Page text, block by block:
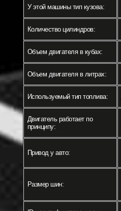
У этой машины тип кузова:
Количество цилиндров:
Объем двигателя в кубах:
Объем двигателя в литрах:
Используемый тип топлива:
Двигатель работает по
принципу:
Привод у авто:
Размер шин: